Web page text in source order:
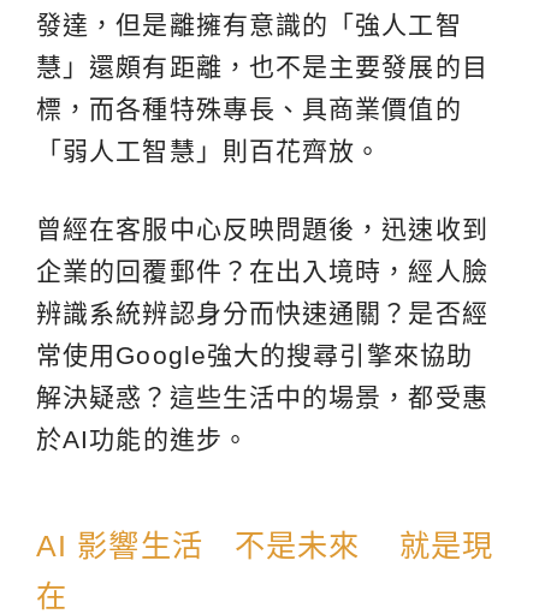
發達，但是離擁有意識的「強人工智
慧」還頗有距離，也不是主要發展的目
標，而各種特殊專長、具商業價值的
「弱人工智慧」則百花齊放。
曾經在客服中心反映問題後，迅速收到
企業的回覆郵件？在出入境時，經人臉
辨識系統辨認身分而快速通關？是否經
常使用Google強大的搜尋引擎來協助
解決疑惑？這些生活中的場景，都受惠
於AI功能的進步。
AI 影響生活 不是未來 就是現
在